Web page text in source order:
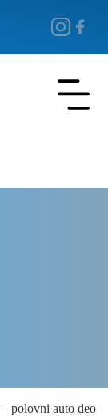
polovni auto deo